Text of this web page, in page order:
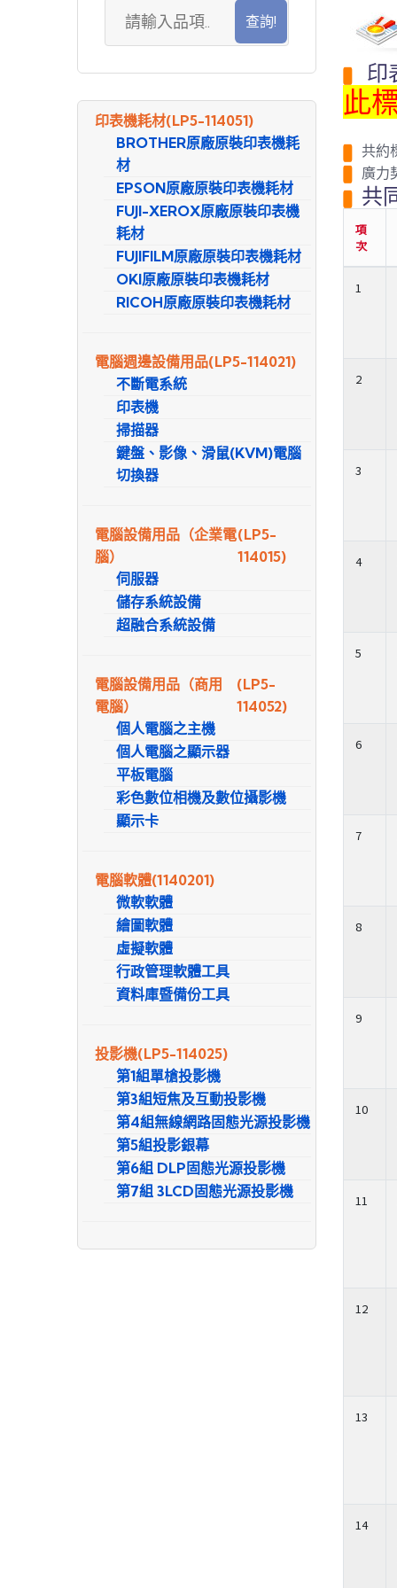
品
項
尋
印表機耗材(LP5-114051)
BROTHER原廠原裝印表機耗
材
EPSON原廠原裝印表機耗材
FUJI-XEROX原廠原裝印表機
耗材
FUJIFILM原廠原裝印表機耗材
OKI原廠原裝印表機耗材
RICOH原廠原裝印表機耗材
電腦週邊設備用品(LP5-114021)
不斷電系統
印表機
掃描器
鍵盤、影像、滑鼠(KVM)電腦
切換器
電腦設備用品（企業電
腦）
(LP5-
114015)
伺服器
儲存系統設備
超融合系統設備
電腦設備用品（商用
電腦）
(LP5-
114052)
個人電腦之主機
個人電腦之顯示器
平板電腦
彩色數位相機及數位攝影機
顯示卡
電腦軟體(1140201)
微軟軟體
繪圖軟體
虛擬軟體
行政管理軟體工具
資料庫暨備份工具
投影機(LP5-114025)
第1組單槍投影機
第3組短焦及互動投影機
第4組無線網路固態光源投影機
第5組投影銀幕
第6組 DLP固態光源投影機
第7組 3LCD固態光源投影機
印
此
共約
廣力
共
項
次
1
2
3
4
5
6
7
8
9
10
11
12
13
14